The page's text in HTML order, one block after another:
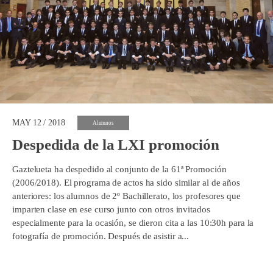
MAY 12 / 2018 Alumnos
Despedida de la LXI promoción
Gaztelueta ha despedido al conjunto de la 61ª Promoción
(2006/2018). El programa de actos ha sido similar al de años
anteriores: los alumnos de 2º Bachillerato, los profesores que
imparten clase en ese curso junto con otros invitados
especialmente para la ocasión, se dieron cita a las 10:30h para la
fotografía de promoción. Después de asistir a...